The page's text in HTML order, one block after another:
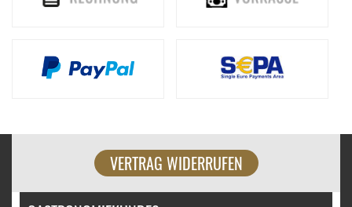
VERTRAG WIDERRUFEN